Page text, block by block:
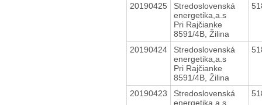
20190425
Stredoslovenská
energetika,a.s
Pri Rajčianke
8591/4B, Žilina
20190424
Stredoslovenská
energetika,a.s
Pri Rajčianke
8591/4B, Žilina
20190423
Stredoslovenská
energetika,a.s